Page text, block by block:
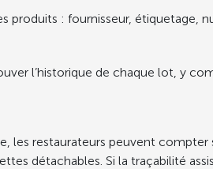
produits : fournisseur,
l’historique de chaque lot, y
les restaurateurs peuvent compter
détachables. Si la traçabilité